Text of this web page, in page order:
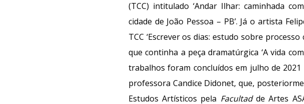
(TCC) intitulado ‘Andar Ilhar: caminhada
cidade de João Pessoa – PB’. Já o artista
TCC ‘Escrever os dias: estudo sobre
que continha a peça dramatúrgica ‘A vida
trabalhos foram concluídos em julho de
professora Candice Didonet, que,
Estudos Artísticos pela Facultadde Artes